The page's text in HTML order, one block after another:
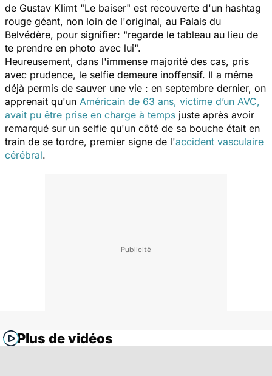
de Gustav Klimt "Le baiser" est recouverte d'un hashtag
rouge géant, non loin de l'original, au Palais du
Belvédère, pour signifier: "regarde le tableau au lieu de
te prendre en photo avec lui".
Heureusement, dans l'immense majorité des cas, pris
avec prudence, le selfie demeure inoffensif. Il a même
déjà permis de sauver une vie : en septembre dernier, on
apprenait qu'un Américain de 63 ans, victime d’un AVC,
avait pu être prise en charge à temps juste après avoir
remarqué sur un selfie qu'un côté de sa bouche était en
train de se tordre, premier signe de l'accident vasculaire
cérébral.
Plus de vidéos